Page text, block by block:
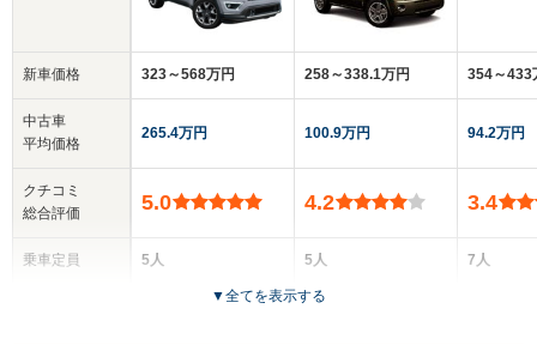
新車価格
中古車
平均価格
クチコミ
総合評価
乗車定員
323～568万円
265.4万円
5.0
5人
258～338.1万円
100.9万円
4.2
5人
5ドア
354～433
94.2万円
3.4
7人
▼全てを表示する